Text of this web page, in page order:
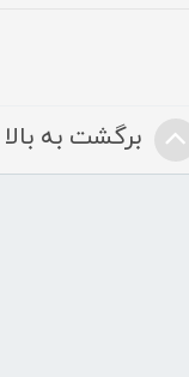
برگشت به بالا